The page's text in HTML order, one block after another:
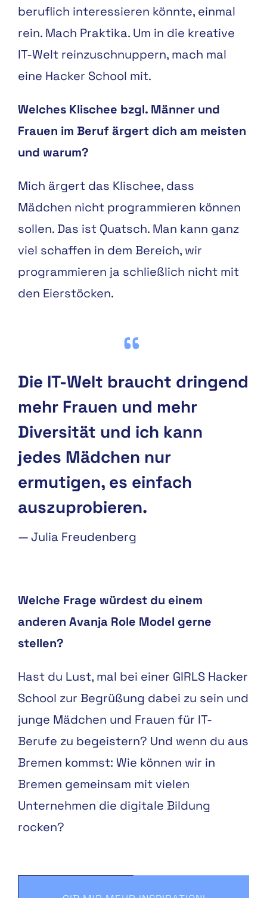
beruflich interessieren könnte, einmal
rein. Mach Praktika. Um in die kreative
IT-Welt reinzuschnuppern, mach mal
eine Hacker School mit.
Welches Klischee bzgl. Männer und
Frauen im Beruf ärgert dich am meisten
und warum?
Mich ärgert das Klischee, dass
Mädchen nicht programmieren können
sollen. Das ist Quatsch. Man kann ganz
viel schaffen in dem Bereich, wir
programmieren ja schließlich nicht mit
den Eierstöcken.
Die IT-Welt braucht dringend
mehr Frauen und mehr
Diversität und ich kann
jedes Mädchen nur
ermutigen, es einfach
auszuprobieren.
—Julia Freudenberg
Welche Frage würdest du einem
anderen Avanja Role Model gerne
stellen?
Hast du Lust, mal bei einer GIRLS Hacker
School zur Begrüßung dabei zu sein und
junge Mädchen und Frauen für IT-
Berufe zu begeistern? Und wenn du aus
Bremen kommst: Wie können wir in
Bremen gemeinsam mit vielen
Unternehmen die digitale Bildung
rocken?